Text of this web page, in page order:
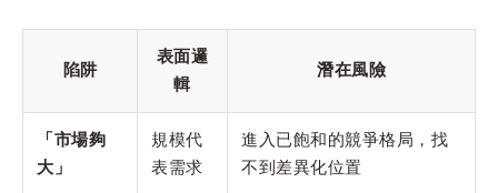
陷阱
表面邏
輯
潛在風險
「市場夠
大」
規模代
表需求
進入已飽和的競爭格局，找
不到差異化位置